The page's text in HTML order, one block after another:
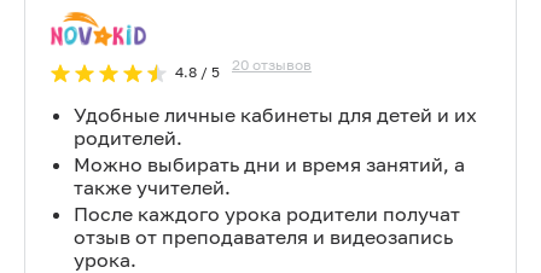
4.8/ 5 20 отзывов
Удобные личные кабинеты для детей и их
родителей.
Можно выбирать дни и время занятий, а
также учителей.
После каждого урока родители получат
отзыв от преподавателя и видеозапись
урока.